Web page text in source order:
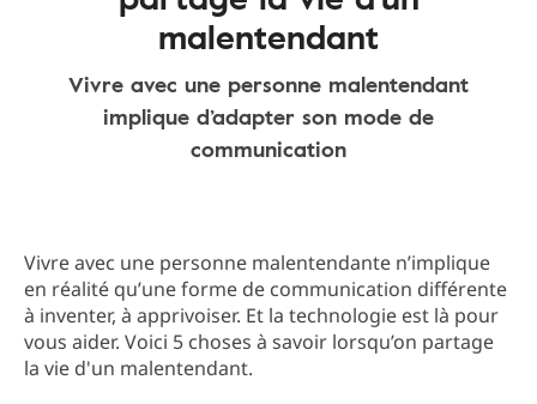
malentendant
Vivre avec une personne malentendant
implique d’adapter son mode de
communication
Vivre avec une personne malentendante n’implique
en réalité qu’une forme de communication différente
à inventer, à apprivoiser. Et la technologie est là pour
vous aider. Voici 5 choses à savoir lorsqu’on partage
la vie d'un malentendant.